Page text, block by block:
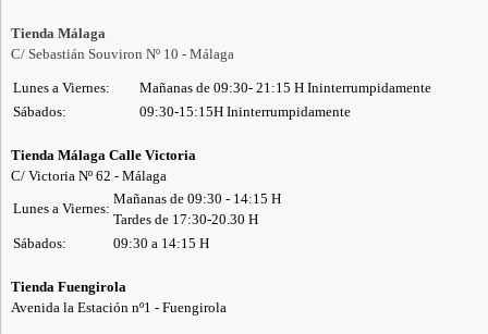
Tienda Málaga
C/ Sebastián Souviron Nº 10 - Málaga
Lunes a Viernes:
Mañanas de 09:30- 21:15 H Ininterrumpidamente
Sábados:
09:30-15:15H Ininterrumpidamente
Tienda Málaga Calle Victoria
C/ Victoria Nº 62 - Málaga
Lunes a Viernes:
Mañanas de 09:30 - 14:15 H
Tardes de 17:30-20.30 H
Sábados:
09:30 a 14:15 H
Tienda Fuengirola
Avenida la Estación nº1 - Fuengirola